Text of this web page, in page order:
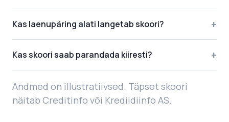
Kas laenupäring alati langetab skoori? +
Kas skoori saab parandada kiiresti? +
Andmed on illustratiivsed. Täpset skoori
näitab Creditinfo või Krediidiinfo AS.